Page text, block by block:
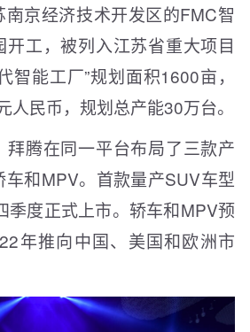
京经济技术开发区的FMC智
工，被列入江苏省重大项目
智能工厂”规划面积1600亩，
人民币，规划总产能30万台。
腾在同一平台布局了三款产
和MPV。首款量产SUV车型
季度正式上市。轿车和MPV预
年推向中国、美国和欧洲市